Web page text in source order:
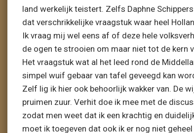
land werkelijk teistert. Zelfs Daphne
dat verschrikkelijke vraagstuk waar heel
Ik vraag mij wel eens af of deze hele
de ogen te strooien om maar niet tot de kern
Het vraagstuk wat al het leed rond de
simpel wuif gebaar van tafel geveegd kan
Zelf lig ik hier ook behoorlijk wakker van. De
pruimen zuur. Verhit doe ik mee met de
zodat men weet dat ik een krachtig en
moet ik toegeven dat ook ik er nog niet